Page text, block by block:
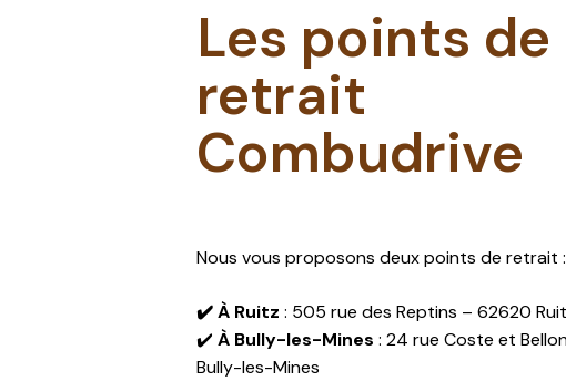
Les points de
retrait
Combudrive
Nous vous proposons deux points de retrait :
✔️ À Ruitz : 505 rue des Reptins – 62620
✔️À Bully-les-Mines : 24 rue Coste et
Bully-les-Mines